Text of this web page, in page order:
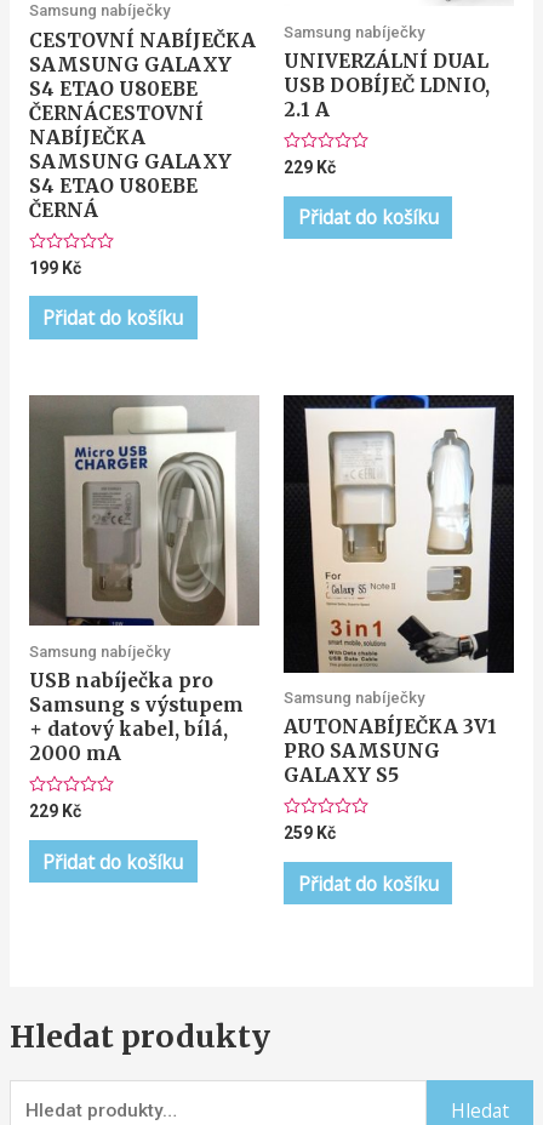
Hledat produkty
Hledat
Samsung nabíječky
CESTOVNÍ NABÍJEČKA
SAMSUNG GALAXY
S4 ETAO U80EBE
ČERNÁCESTOVNÍ
NABÍJEČKA
SAMSUNG GALAXY
S4 ETAO U80EBE
ČERNÁ
Hodnocení
z
199 Kč
Přidat do košíku
Samsung nabíječky
UNIVERZÁLNÍ DUAL
USB DOBÍJEČ LDNIO,
2.1 A
Hodnocení
z
229 Kč
Přidat do košíku
Samsung nabíječky
USB nabíječka pro
Samsung s výstupem
+ datový kabel, bílá,
2000 mA
Hodnocení
z
229 Kč
Přidat do košíku
Samsung nabíječky
AUTONABÍJEČKA 3V1
PRO SAMSUNG
GALAXY S5
Hodnocení
z
259 Kč
Přidat do košíku